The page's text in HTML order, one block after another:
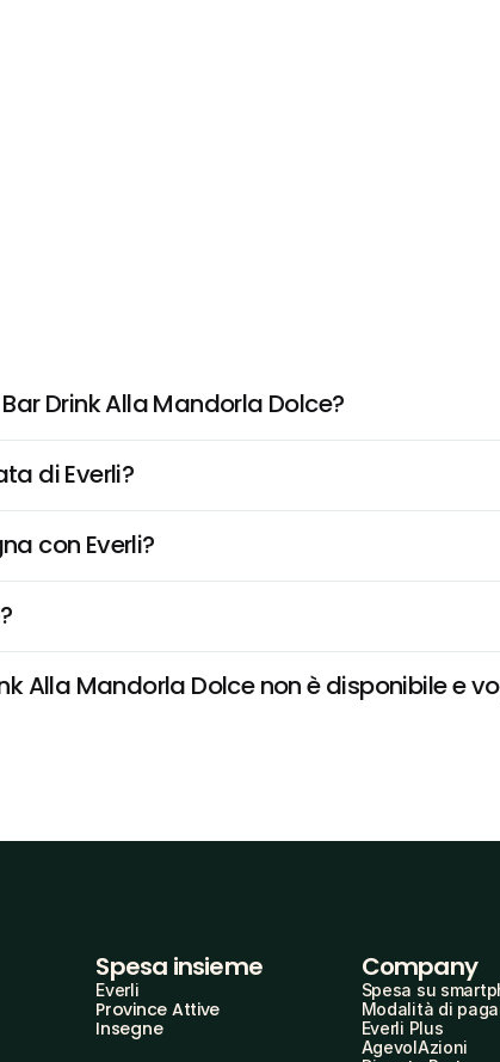
Drink Alla Mandorla Dolce?
di Everli?
con Everli?
Alla Mandorla Dolce non è disponibile e
Spesa insieme
Everli
Province Attive
Insegne
Company
Spesa su
Modalità di
Everli Plus
AgevolAzioni